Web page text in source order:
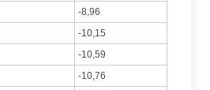
-8,96
-10,15
-10,59
-10,76